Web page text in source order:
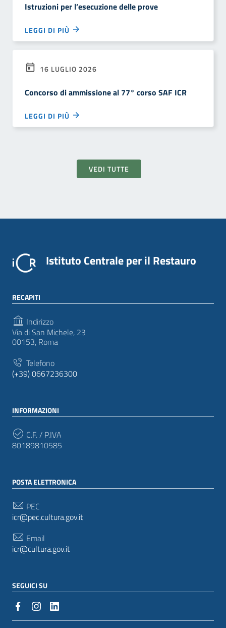
Istruzioni per l’esecuzione delle prove
LEGGI DI PIÙ
16 LUGLIO 2026
Concorso di ammissione al 77° corso SAF ICR
LEGGI DI PIÙ
VEDI TUTTE
Istituto Centrale per il Restauro
RECAPITI
Indirizzo
Via di San Michele, 23
00153, Roma
Telefono
(+39) 0667236300
INFORMAZIONI
C.F. / P.IVA
80189810585
POSTA ELETTRONICA
PEC
icr@pec.cultura.gov.it
Email
icr@cultura.gov.it
SEGUICI SU